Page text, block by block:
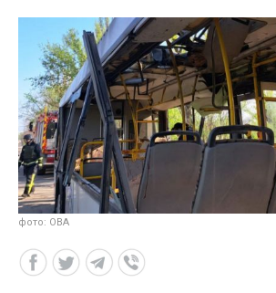
фото: ОВА